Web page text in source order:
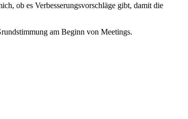
ob es Verbesserungsvorschläge gibt, damit die
am Beginn von Meetings.